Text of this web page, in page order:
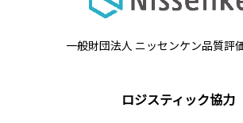
一般財団法人 ニッセンケン品質評
ロジスティック協力